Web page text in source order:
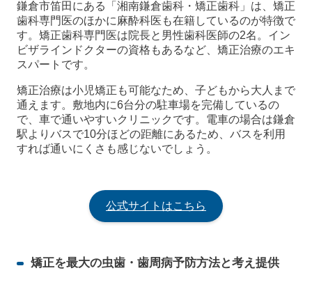
鎌倉市笛田にある「湘南鎌倉歯科・矯正歯科」は、矯正
歯科専門医のほかに麻酔科医も在籍しているのが特徴で
す。矯正歯科専門医は院長と男性歯科医師の2名。イン
ビザラインドクターの資格もあるなど、矯正治療のエキ
スパートです。
矯正治療は小児矯正も可能なため、子どもから大人まで
通えます。敷地内に6台分の駐車場を完備しているの
で、車で通いやすいクリニックです。電車の場合は鎌倉
駅よりバスで10分ほどの距離にあるため、バスを利用
すれば通いにくさも感じないでしょう。
公式サイトはこちら
矯正を最大の虫歯・歯周病予防方法と考え提供